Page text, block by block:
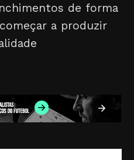
de forma
a produzir